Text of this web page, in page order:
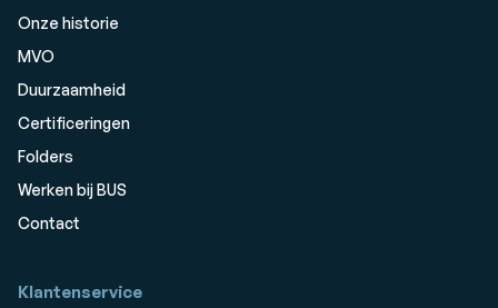
Onze historie
MVO
Duurzaamheid
Certificeringen
Folders
Werken bij BUS
Contact
Klantenservice